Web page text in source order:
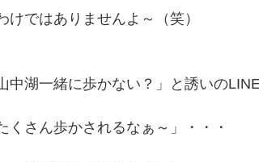
ではありませんよ～（笑）
湖一緒に歩かない？」と誘いのLINE
さん歩かされるなぁ～」・・・